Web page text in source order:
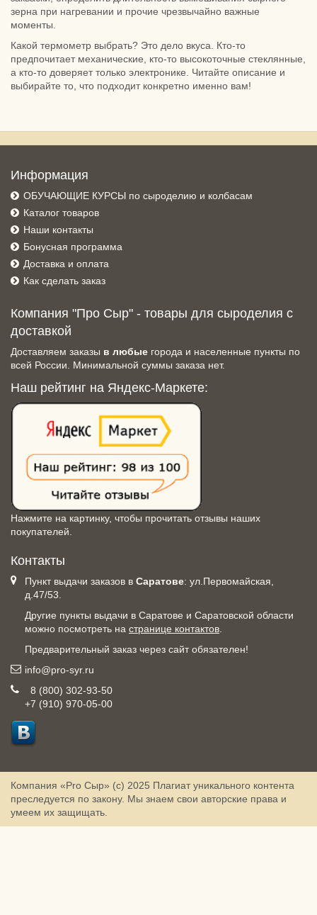
зерна при нагревании и прочие чрезвычайно важные
моменты.
Какой термометр выбрать? Это дело вкуса. Кто-то
предпочитает механические, кто-то высокоточные стеклянные,
а кто-то доверяет только электронике. Читайте описание и
выбирайте то, что подходит конкретно именно вам!
Информация
ОБУЧАЮЩИЕ КУРСЫ по сыроделию и колбасам
Каталог товаров
Наши контакты
Бонусная программа
Доставка и оплата
Как сделать заказ
Компания "Про Сыр" - товары для сыроделия с
доставкой
Доставляем заказы в любые города и населенные пункты по
всей России. Минимальной суммы заказа нет.
Наш рейтинг на Яндекс-Маркете:
Нажмите на картинку, чтобы прочитать отзывы наших
покупателей.
Контакты
Пункт выдачи заказов в Саратове: ул.Первомайская,
д.47/53.
Другие пункты выдачи в Саратове и Саратовской области
можно посмотреть на странице контактов.
Предварительный заказ через сайт обязателен!
info@pro-syr.ru
8 (800) 302-93-50
+7 (910) 970-05-00
Компания «Pro Сыр» (с) 2025 Плагиат уникального контента
преследуется по закону. Мы знаем свои авторские права и
умеем их защищать.